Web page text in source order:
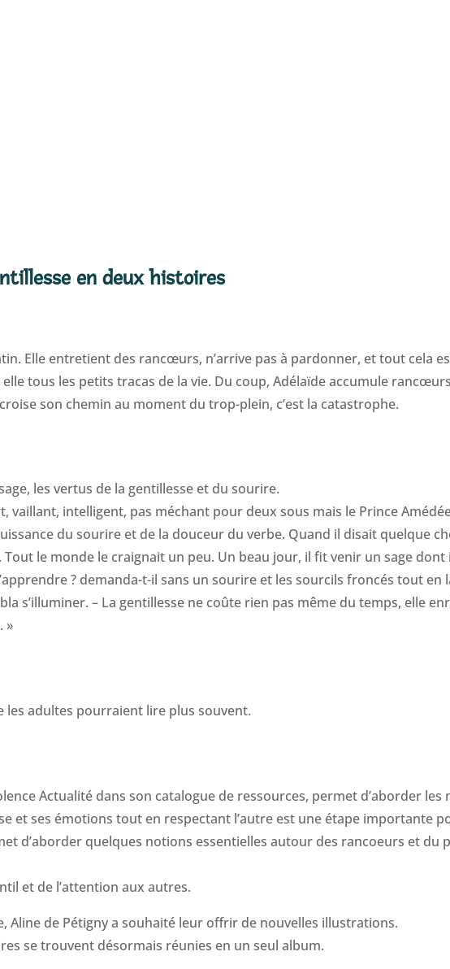
en deux histoires
Elle entretient des rancœurs, n’arrive pas à pardonner, et tout cela
tous les petits tracas de la vie. Du coup, Adélaïde accumule
son chemin au moment du trop-plein, c’est la catastrophe.
les vertus de la gentillesse et du sourire.
intelligent, pas méchant pour deux sous mais le Prince
du sourire et de la douceur du verbe. Quand il disait quelque
le monde le craignait un peu. Un beau jour, il fit venir un sage dont
? demanda-t-il sans un sourire et les sourcils froncés tout en
s’illuminer. – La gentillesse ne coûte rien pas même du temps, elle
»
les adultes pourraient lire plus souvent.
Actualité dans son catalogue de ressources, permet d’aborder les
et ses émotions tout en respectant l’autre est une étape importante
d’aborder quelques notions essentielles autour des rancoeurs et du
et de l’attention aux autres.
Aline de Pétigny a souhaité leur offrir de nouvelles illustrations.
se trouvent désormais réunies en un seul album.